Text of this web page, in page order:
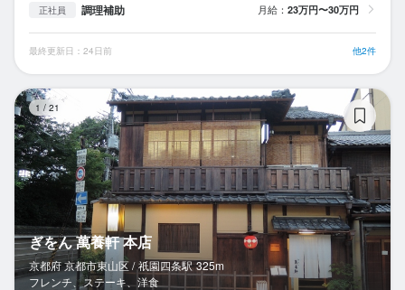
正社員 調理補助 月給： 23万円〜30万円
最終更新日：24日前 他2件
1 / 21
ぎをん 萬養軒 本店
京都府 京都市東山区 / 祇園四条駅 325m
フレンチ、ステーキ、洋食